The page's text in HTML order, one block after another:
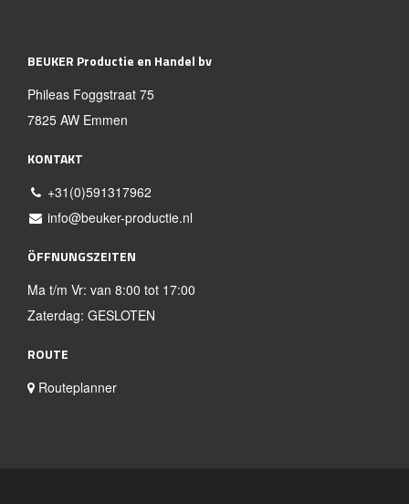
BEUKER Productie en Handel bv
Phileas Foggstraat 75
7825 AW Emmen
KONTAKT
+31(0)591317962
info@beuker-productie.nl
ÖFFNUNGSZEITEN
Ma t/m Vr: van 8:00 tot 17:00
Zaterdag: GESLOTEN
ROUTE
Routeplanner